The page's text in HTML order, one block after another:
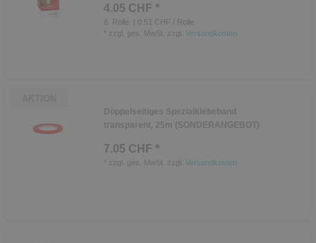
4.05 CHF *
8 Rolle
| 0.51 CHF / Rolle
zzgl. ges. MwSt. zzgl. Versandkosten
Doppelseitiges Spezialklebeband
transparent, 25m (SONDERANGEBOT)
7.05 CHF *
zzgl. ges. MwSt. zzgl. Versandkosten